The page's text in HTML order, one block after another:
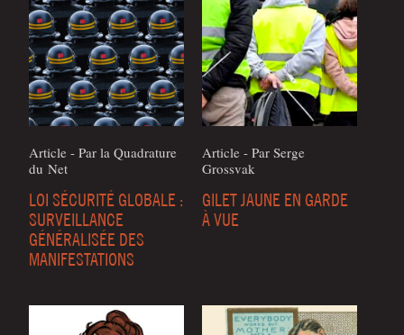
Article - Par la Qua­dra­ture
du Net
LOI SÉCURITÉ GLOBALE :
SURVEILLANCE
GÉNÉRALISÉE DES
MANIFESTATIONS
Article - Par Serge
Grossvak
GILET JAUNE EN GARDE
À VUE